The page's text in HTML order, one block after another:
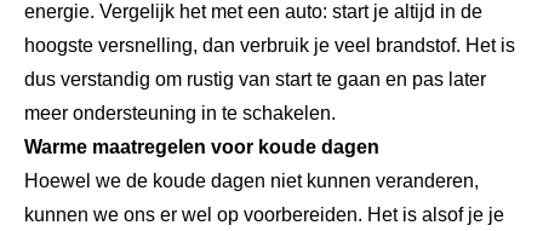
energie. Vergelijk het met een auto: start je altijd in de
hoogste versnelling, dan verbruik je veel brandstof. Het is
dus verstandig om rustig van start te gaan en pas later
meer ondersteuning in te schakelen.
Warme maatregelen voor koude dagen
Hoewel we de koude dagen niet kunnen veranderen,
kunnen we ons er wel op voorbereiden. Het is alsof je je